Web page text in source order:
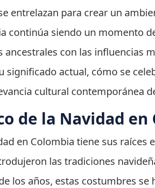
entrelazan para crear un
continúa siendo un momento
con las influencias
significado actual, cómo se
cultural contemporánea
de la Navidad en
en Colombia tiene sus
las tradiciones
los años, estas costumbres